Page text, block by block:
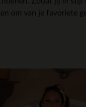
om van je favoriete